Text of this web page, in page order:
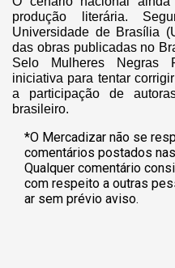
produção literária.
Universidade de Brasília
das obras publicadas no
Selo Mulheres Negras
iniciativa para tentar
a participação de
brasileiro.
*O Mercadizar não se
comentários postados
Qualquer comentário
com respeito a outras
ar sem prévio aviso.